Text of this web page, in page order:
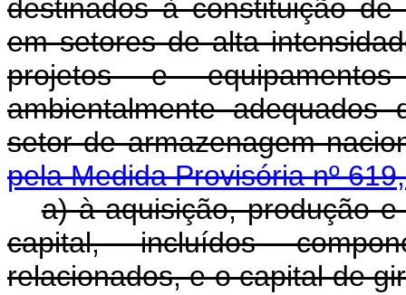
destinados à constituição
em setores de alta
projetos e
ambientalmente
setor de armazenagem
pela Medida Provisória nº
a) à aquisição, produção
capital, incluídos
relacionados, e o capital de